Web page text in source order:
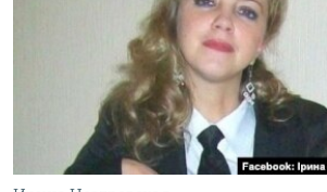
СИБИРЬ.РЕАЛИИ
РАСПИСАНИЕ ВЕЩАНИЯ
ПОДПИШИТЕСЬ НА РАССЫЛКУ
СОЦИАЛЬНЫЕ СЕТИ